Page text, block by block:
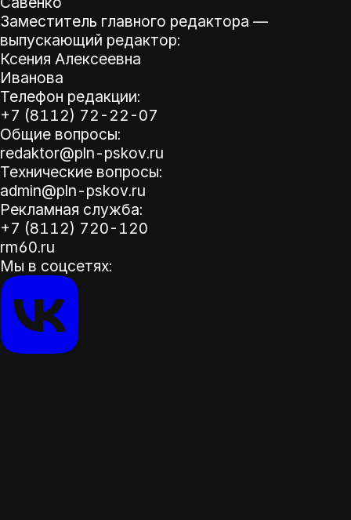
Заместитель главного редактора —
выпускающий редактор:
Ксения Алексеевна
Иванова
Телефон редакции:
+7 (8112) 72-22-07
Общие вопросы:
redaktor@pln-pskov.ru
Технические вопросы:
admin@pln-pskov.ru
Рекламная служба:
+7 (8112) 720-120
rm60.ru
Мы в соцсетях: